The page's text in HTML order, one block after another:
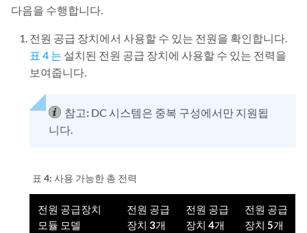
다음을 수행합니다.
전원 공급 장치에서 사용할 수 있는 전원을 확인합니다.
표 4 는 설치된 전원 공급 장치에 사용할 수 있는 전력을
보여줍니다.
참고: DC 시스템은 중복 구성에서만 지원됩
니다.
표 4:사용 가능한 총 전력
전원 공급장치
모듈 모델
전원 공급
장치 3개
전원 공급
장치 4개
전원 공급
장치 5개